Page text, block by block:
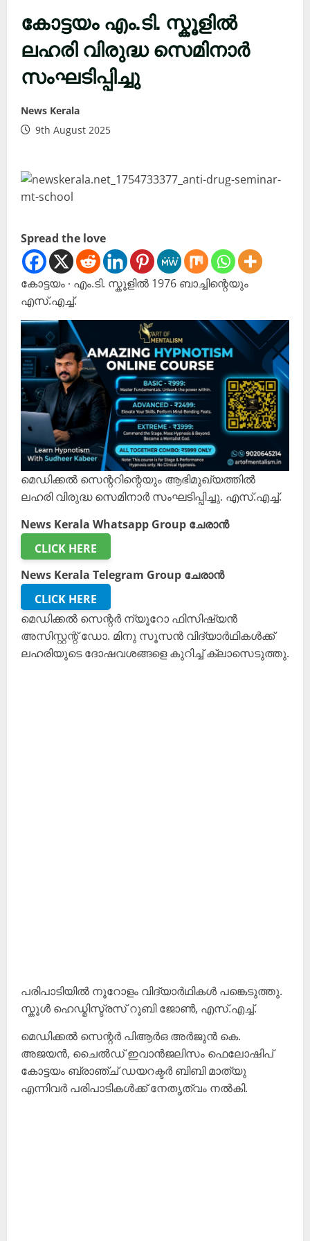
കോട്ടയം എം.ടി. സ്കൂളിൽ
ലഹരി വിരുദ്ധ സെമിനാർ
സംഘടിപ്പിച്ചു
News Kerala
9th August 2025
Spread the love
കോട്ടയം ∙ എം.ടി. സ്കൂളിൽ 1976 ബാച്ചിന്റെയും
എസ്.എച്ച്.
മെഡിക്കൽ സെന്ററിന്റെയും ആഭിമുഖ്യത്തിൽ
ലഹരി വിരുദ്ധ സെമിനാർ സംഘടിപ്പിച്ചു. എസ്.എച്ച്.
News Kerala Whatsapp Group ചേരാൻ
CLICK HERE
News Kerala Telegram Group ചേരാൻ
CLICK HERE
മെഡിക്കൽ സെന്റർ ന്യൂറോ ഫിസിഷ്യൻ
അസിസ്റ്റന്റ് ഡോ. മിനു സൂസൻ വിദ്യാർഥികൾക്ക്
ലഹരിയുടെ ദോഷവശങ്ങളെ കുറിച്ച് ക്ലാസെടുത്തു.
പരിപാടിയിൽ നൂറോളം വിദ്യാർഥികൾ പങ്കെടുത്തു.
സ്കൂൾ ഹെഡ്മിസ്ട്രസ് റൂബി ജോൺ, എസ്.എച്ച്.
മെഡിക്കൽ സെന്റർ പിആർഒ അർജുൻ കെ.
അജയൻ, ചൈൽഡ് ഇവാൻജലിസം ഫെലോഷിപ്
കോട്ടയം ബ്രാഞ്ച് ഡയറക്ടർ ബിബി മാത്യു
എന്നിവർ പരിപാടികൾക്ക് നേതൃത്വം നൽകി.